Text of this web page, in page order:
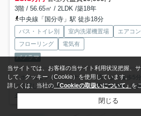
3階 / 56.65㎡ / 2LDK /築18年
中央線「国分寺」駅 徒歩18分
バス・トイレ別 室内洗濯機置場 エアコン
フローリング
電気有
パノラマ
「ホームセンターコーナン 小平店」まで徒歩5
に位置しています。室内設備は浴室乾燥機・洗
る
当サイトでは、お客様の当サイト利用状況把握、
して、クッキー（Cookie）を使用しています。
詳しくは、当社の 「Cookieの取扱いについて」 を
閉じる